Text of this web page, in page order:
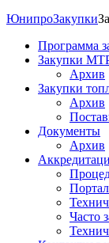
ЮнипроЗакупки
Программа
Закупки
Архив
Закупки
Архив
Документы
Архив
Часто